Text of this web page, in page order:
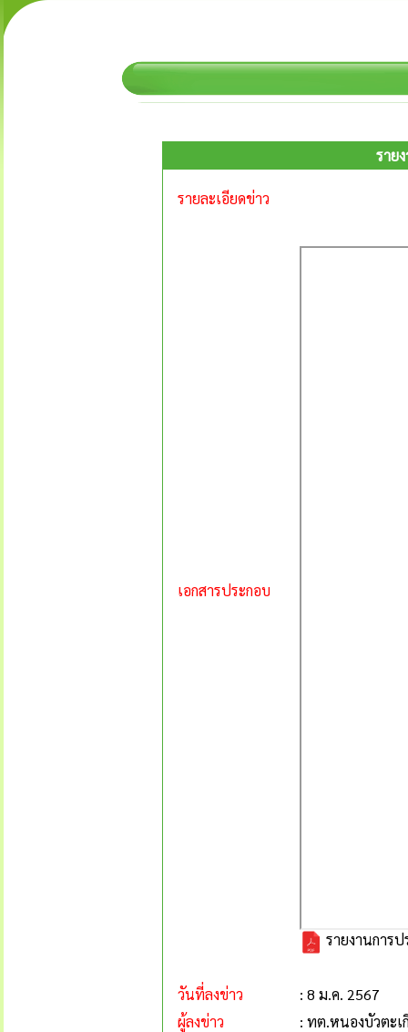
ราย
รายละเอียดข่าว
เอกสารประกอบ
รายงานการ
วันที่ลงข่าว
: 8 ม.ค. 2567
ผู้ลงข่าว
: ทต.หนองบัวตะเ